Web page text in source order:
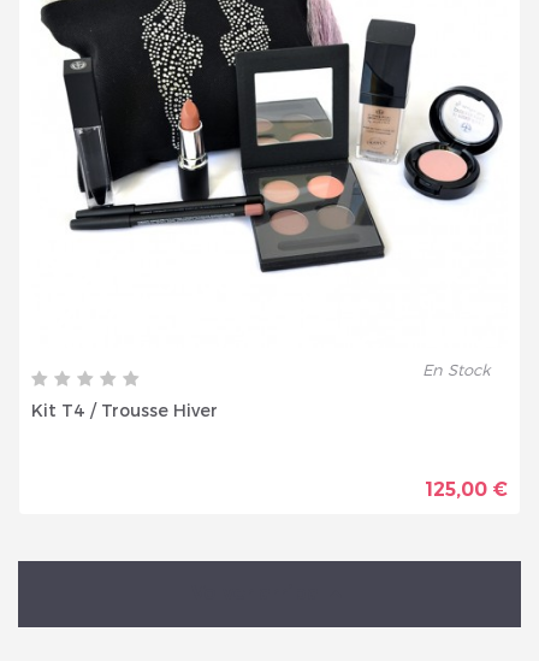
En Stock
Kit T4 / Trousse Hiver
125,00 €